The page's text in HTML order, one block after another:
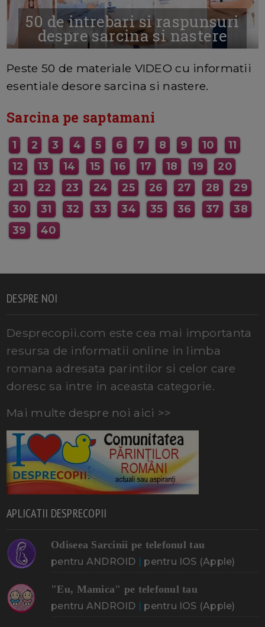
50 de intrebari si raspunsuri
despre sarcina si nastere
Peste 50 de materiale VIDEO cu informatii
esentiale desore sarcina si nastere.
Sarcina pe saptamani
1 2 3 4 5 6 7 8 9 10
11
12
13 14 15 16 17 18 19
20
21
22 23 24 25 26 27 28
29
30
31 32 33 34 35 36 37
38
39
40
DESPRE NOI
Desprecopii.com este cea mai importanta
resursa de informatii online in limba
romana adresata parintilor si celor care
doresc sa intre in aceasta categorie.
Mai multe despre noi aici >>
APLICATII DESPRECOPII
Odiseea Sarcinii pe telefonul tau
pentru ANDROID | pentru IOS (Apple)
"Eu, Mamica" pe telefonul tau
pentru ANDROID | pentru IOS (Apple)